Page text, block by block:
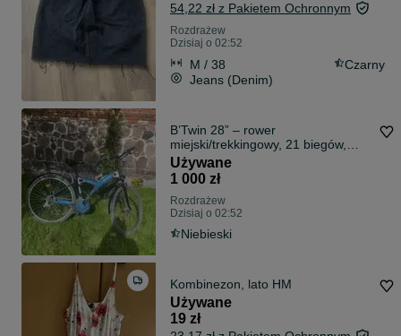
54,22 zł z Pakietem Ochronnym
Rozdrażew
Dzisiaj o 02:52
M / 38
Czarny
Jeans (Denim)
B’Twin 28” – rower
miejski/trekkingowy, 21 biegów,
aluminiowa rama
Używane
1 000 zł
Rozdrażew
Dzisiaj o 02:52
Niebieski
Kombinezon, lato HM
Używane
19 zł